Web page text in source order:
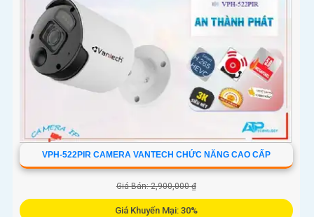
VPH-522PIR CAMERA VANTECH CHỨC NĂNG CAO CẤP
Giá Bán: 2,900,000 ₫
Giá Khuyến Mại: 30%